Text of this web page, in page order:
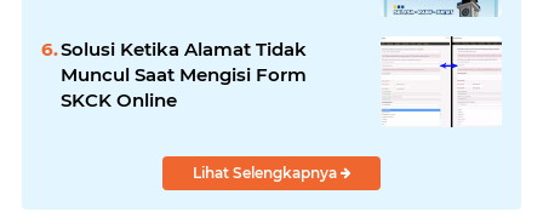
Solusi Ketika Alamat Tidak
Muncul Saat Mengisi Form
SKCK Online
Lihat Selengkapnya